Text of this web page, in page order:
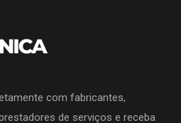
com fabricantes,
de serviços e receba